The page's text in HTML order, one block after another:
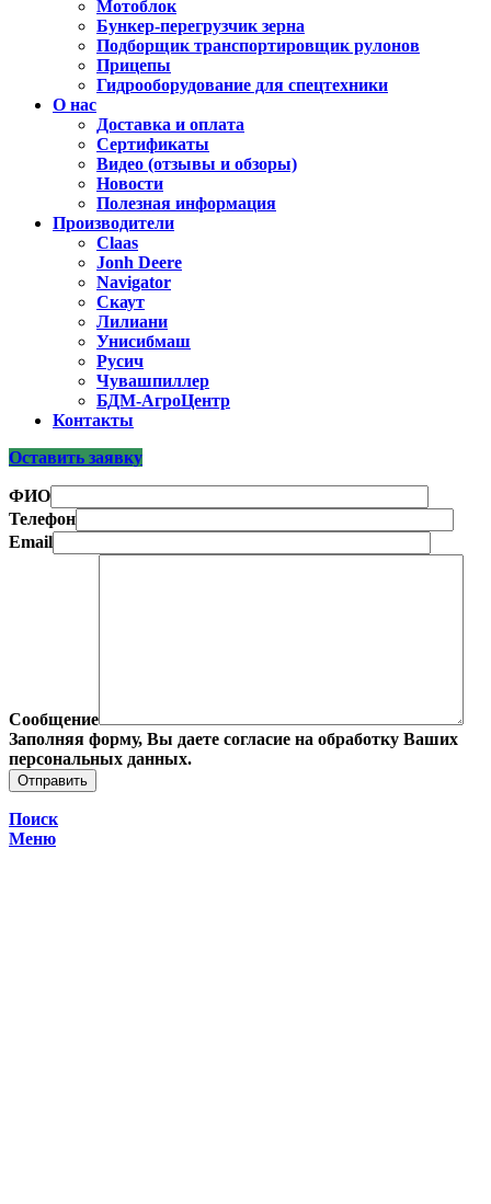
Мотоблок
Бункер-перегрузчик зерна
Подборщик транспортировщик рулонов
Прицепы
Гидрооборудование для спецтехники
О нас
Доставка и оплата
Сертификаты
Видео (отзывы и обзоры)
Новости
Полезная информация
Производители
Claas
Jonh Deere
Navigator
Скаут
Лилиани
Унисибмаш
Русич
Чувашпиллер
БДМ-АгроЦентр
Контакты
Оставить заявку
ФИО
Телефон
Email
Сообщение
Заполняя форму, Вы даете согласие на обработку Ваших
персональных данных.
Поиск
Меню